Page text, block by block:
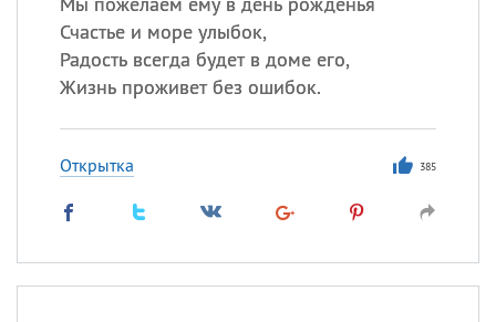
Счастье и море улыбок,
Радость всегда будет в доме его,
Жизнь проживет без ошибок.
Открытка 385